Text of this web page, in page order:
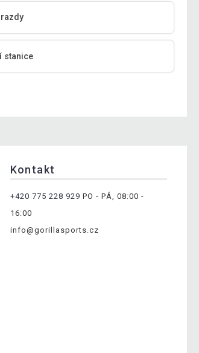
stanice
Kontakt
+420 775 228 929 PO - PÁ, 08:00 -
16:00
info@gorillasports.cz